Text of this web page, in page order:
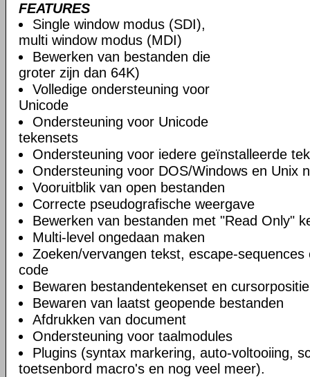
FEATURES
Single window modus (SDI),
multi window modus (MDI)
Bewerken van bestanden die
groter zijn dan 64K)
Volledige ondersteuning voor
Unicode
Ondersteuning voor Unicode
tekensets
Ondersteuning voor iedere geïnstalleerde
Ondersteuning voor DOS/Windows en Unix
Vooruitblik van open bestanden
Correcte pseudografische weergave
Bewerken van bestanden met "Read Only"
Multi-level ongedaan maken
Zoeken/vervangen tekst, escape-sequences
code
Bewaren bestandentekenset en cursorpositie
Bewaren van laatst geopende bestanden
Afdrukken van document
Ondersteuning voor taalmodules
Plugins (syntax markering, auto-voltooiing,
toetsenbord macro's en nog veel meer).